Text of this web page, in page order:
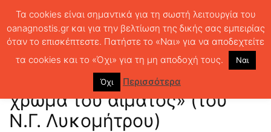
«Στίχοι γραμμένοι με το χρώμα του αίματος» (του
Ν.Γ. Λυκομήτρου)
«Στίχοι γραμμένοι με το
χρώμα του αίματος» (του
Ν.Γ. Λυκομήτρου)
Τα cookies είναι σημαντικά για τη σωστή λειτουργία του
oanagnostis.gr και για την βελτίωση της δικής σας εμπειρίας
όταν το επισκέπτεστε. Πατήστε το «Ναι» για να αποδεχτείτε
τα cookies και το «Όχι» για τη μη αποδοχή τους.
Ναι
Όχι Περισσότερα